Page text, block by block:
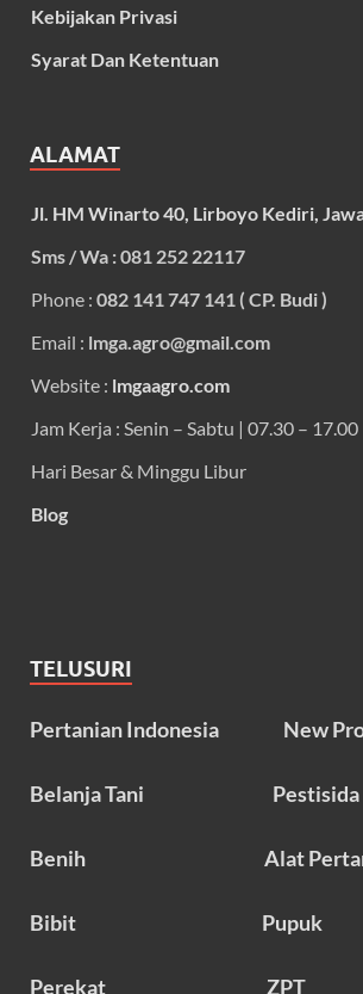
Kebijakan Privasi
Syarat Dan Ketentuan
ALAMAT
Jl. HM Winarto 40, Lirboyo Kediri,
Sms / Wa : 081 252 22117
Phone : 082 141 747 141 ( CP. Budi )
Email : lmga.agro@gmail.com
Website : lmgaagro.com
Jam Kerja : Senin – Sabtu | 07.30 – 17.00
Hari Besar & Minggu Libur
Blog
TELUSURI
Pertanian Indonesia New
Belanja Tani Pestisida
Benih Alat
Bibit Pupuk
Perekat ZPT